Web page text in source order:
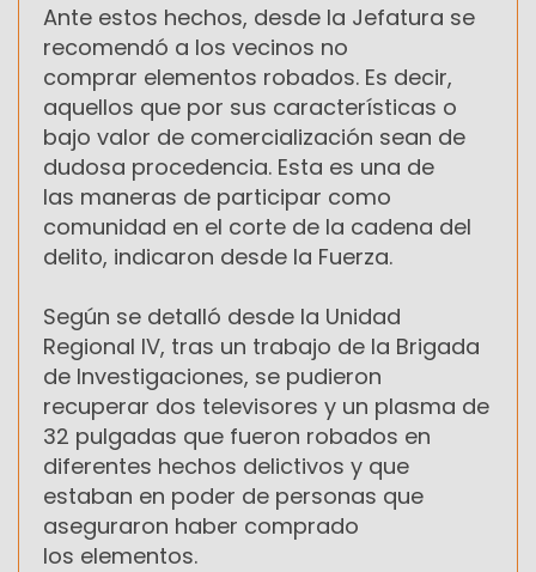
Ante estos hechos, desde la Jefatura se
recomendó a los vecinos no
comprar elementos robados. Es decir,
aquellos que por sus características o
bajo valor de comercialización sean de
dudosa procedencia. Esta es una de
las maneras de participar como
comunidad en el corte de la cadena del
delito, indicaron desde la Fuerza.
Según se detalló desde la Unidad
Regional IV, tras un trabajo de la Brigada
de Investigaciones, se pudieron
recuperar dos televisores y un plasma de
32 pulgadas que fueron robados en
diferentes hechos delictivos y que
estaban en poder de personas que
aseguraron haber comprado
los elementos.